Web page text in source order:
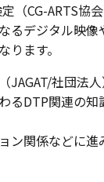
（CG-ARTS協会
るデジタル映
ります。
JAGAT/社団法人
るDTP関連の知
ン関係などに